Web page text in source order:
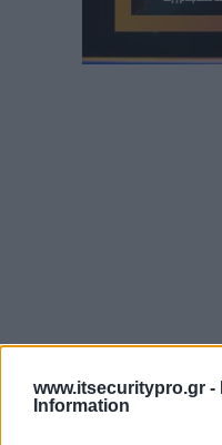
www.itsecuritypro.gr -
Information